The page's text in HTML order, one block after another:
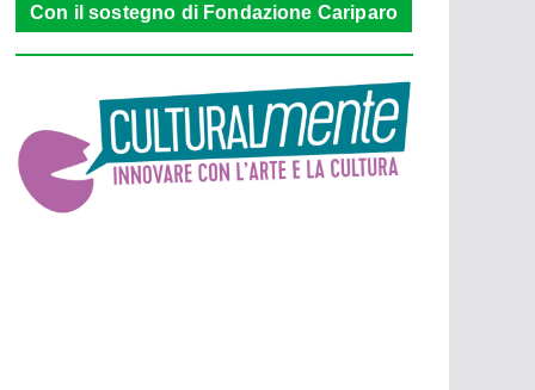
Con il sostegno di Fondazione Cariparo